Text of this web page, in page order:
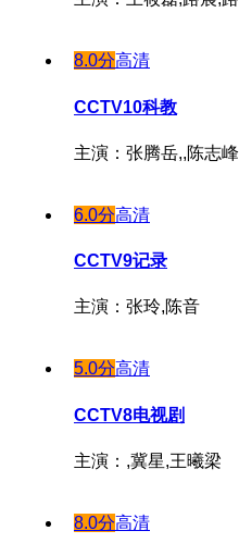
8.0分高清
CCTV10科教
主演：张腾岳,,陈志峰
6.0分高清
CCTV9记录
主演：张玲,陈音
5.0分高清
CCTV8电视剧
主演：,冀星,王曦梁
8.0分高清